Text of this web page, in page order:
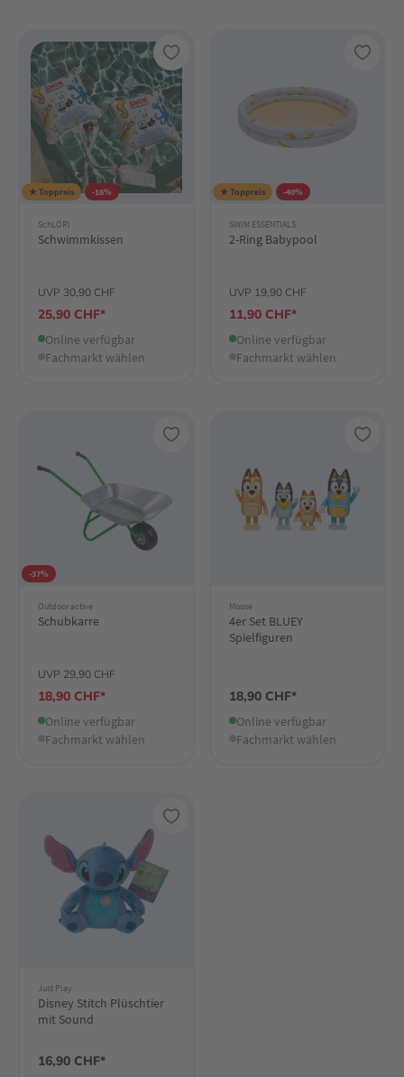
★ Toppreis -16%
SchLORI
Schwimmkissen
UVP 30,90 CHF
25,90 CHF*
Online verfügbar
Fachmarkt wählen
★ Toppreis -40%
SWIM ESSENTIALS
2-Ring Babypool
UVP 19,90 CHF
11,90 CHF*
Online verfügbar
Fachmarkt wählen
-37%
Outdoor active
Schubkarre
UVP 29,90 CHF
18,90 CHF*
Online verfügbar
Fachmarkt wählen
Moose
4er Set BLUEY
Spielfiguren
18,90 CHF*
Online verfügbar
Fachmarkt wählen
Just Play
Disney Stitch Plüschtier
mit Sound
16,90 CHF*